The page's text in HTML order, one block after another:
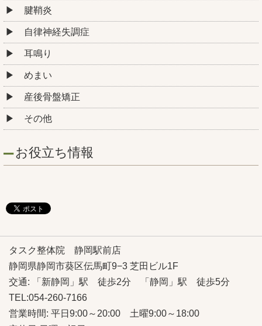
腱鞘炎
自律神経失調症
耳鳴り
めまい
産後骨盤矯正
その他
お役立ち情報
タスク整体院 静岡駅前店
静岡県静岡市葵区伝馬町9−3 芝田ビル1F
交通: 「新静岡」駅 徒歩2分 「静岡」駅 徒歩5分
TEL:054‐260‐7166
営業時間: 平日9:00～20:00 土曜9:00～18:00